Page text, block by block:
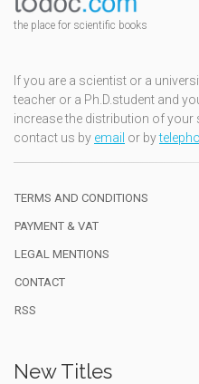
the place for scientific books
If you are a scientist or a
teacher or a Ph.D.student and
increase the distribution of
contact us by email or by
TERMS AND CONDITIONS
PAYMENT & VAT
LEGAL MENTIONS
CONTACT
RSS
New Titles